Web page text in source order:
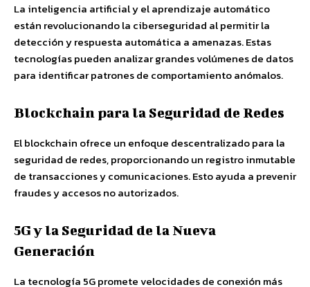
La inteligencia artificial y el aprendizaje automático
están revolucionando la ciberseguridad al permitir la
detección y respuesta automática a amenazas. Estas
tecnologías pueden analizar grandes volúmenes de datos
para identificar patrones de comportamiento anómalos.
Blockchain para la Seguridad de Redes
El blockchain ofrece un enfoque descentralizado para la
seguridad de redes, proporcionando un registro inmutable
de transacciones y comunicaciones. Esto ayuda a prevenir
fraudes y accesos no autorizados.
5G y la Seguridad de la Nueva
Generación
La tecnología 5G promete velocidades de conexión más